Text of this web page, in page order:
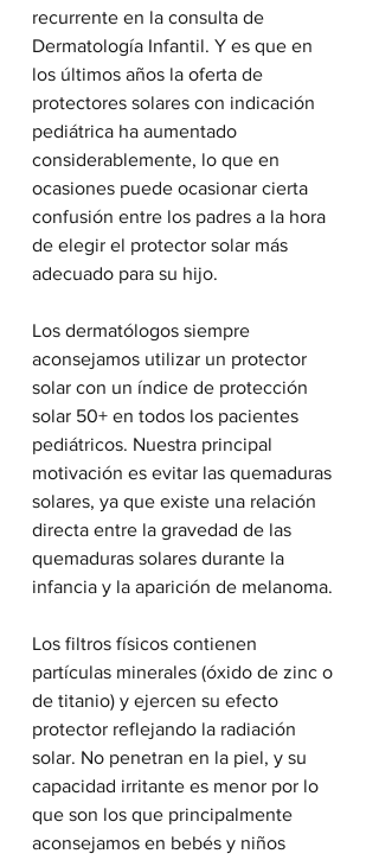
recurrente en la consulta de
Dermatología Infantil. Y es que en
los últimos años la oferta de
protectores solares con indicación
pediátrica ha aumentado
considerablemente, lo que en
ocasiones puede ocasionar cierta
confusión entre los padres a la hora
de elegir el protector solar más
adecuado para su hijo.
Los dermatólogos siempre
aconsejamos utilizar un protector
solar con un índice de protección
solar 50+ en todos los pacientes
pediátricos. Nuestra principal
motivación es evitar las quemaduras
solares, ya que existe una relación
directa entre la gravedad de las
quemaduras solares durante la
infancia y la aparición de melanoma.
Los filtros físicos contienen
partículas minerales (óxido de zinc o
de titanio) y ejercen su efecto
protector reflejando la radiación
solar. No penetran en la piel, y su
capacidad irritante es menor por lo
que son los que principalmente
aconsejamos en bebés y niños